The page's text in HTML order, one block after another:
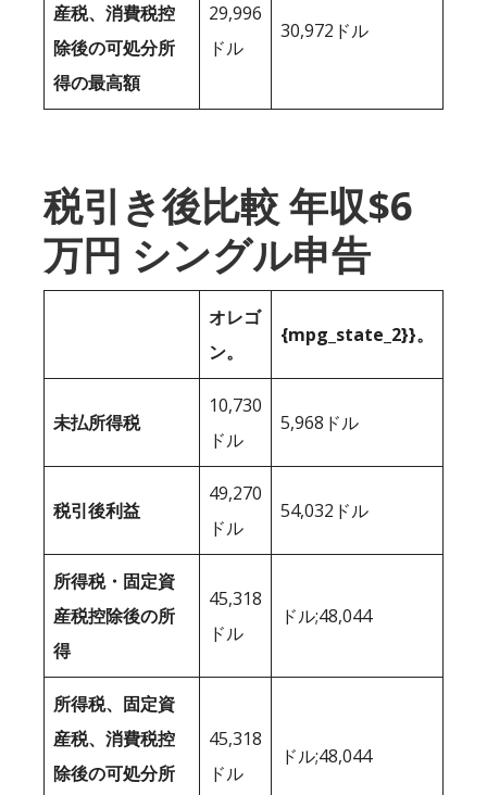
産税、消費税控
除後の可処分所
得の最高額
29,996
ドル
30,972ドル
税引き後比較 年収$6
万円 シングル申告
オレゴ
ン。
{mpg_state_2}}。
未払所得税
10,730
ドル
5,968ドル
税引後利益
49,270
ドル
54,032ドル
所得税・固定資
産税控除後の所
得
45,318
ドル
ドル;48,044
所得税、固定資
産税、消費税控
除後の可処分所
45,318
ドル
ドル;48,044